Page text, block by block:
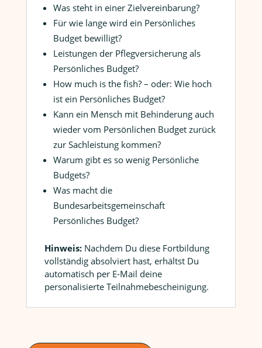
Was steht in einer Zielvereinbarung?
Für wie lange wird ein Persönliches
Budget bewilligt?
Leistungen der Pflegversicherung als
Persönliches Budget?
How much is the fish? – oder: Wie hoch
ist ein Persönliches Budget?
Kann ein Mensch mit Behinderung auch
wieder vom Persönlichen Budget zurück
zur Sachleistung kommen?
Warum gibt es so wenig Persönliche
Budgets?
Was macht die
Bundesarbeitsgemeinschaft
Persönliches Budget?
Hinweis:Nachdem Du diese Fortbildung
vollständig absolviert hast, erhältst Du
automatisch per E-Mail deine
personalisierte Teilnahmebescheinigung.